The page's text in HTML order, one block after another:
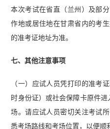
本次考试在省直（兰州）及部
作地或居住地在甘肃省内的考
的准考证地址为准。
七、其他注意事项
（一）应试人员凭打印的准考
时身份证）或社会保障卡原件
场。请应试人员密切关注考试
悉考场路线和考场位置，以便顺